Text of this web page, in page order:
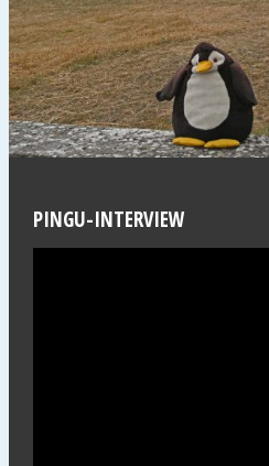
PINGU-INTERVIEW